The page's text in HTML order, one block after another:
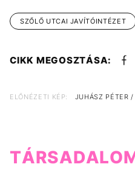
SZŐLŐ UTCAI JAVÍTÓINTÉZET
CIKK MEGOSZTÁSA:
ELŐNÉZETI KÉP: JUHÁSZ PÉTER /